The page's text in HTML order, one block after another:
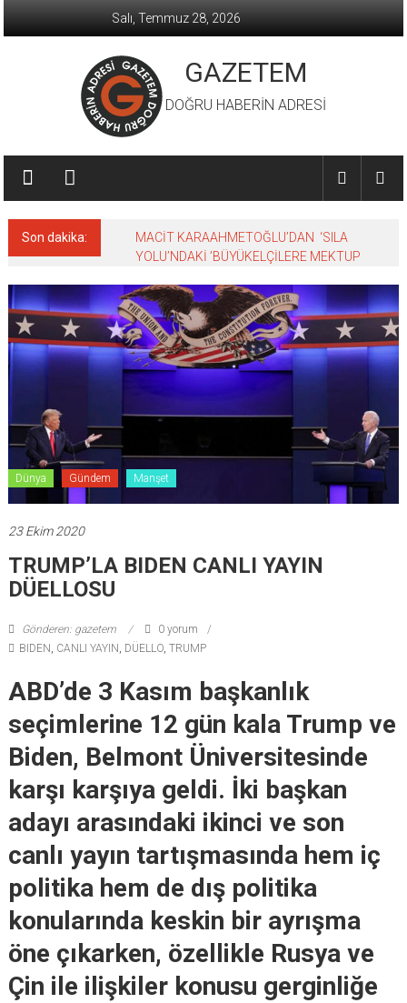
Salı, Temmuz 28, 2026
GAZETEM
DOĞRU HABERİN ADRESİ
Son dakika:
MACİT KARAAHMETOĞLU’DAN ‘SILA
YOLU’NDAKİ ’BÜYÜKELÇİLERE MEKTUP
Dünya Gündem Manşet
23 Ekim 2020
TRUMP’LA BIDEN CANLI YAYIN
DÜELLOSU
Gönderen: gazetem
0 yorum
BIDEN , CANLI YAYIN , DÜELLO, TRUMP
ABD’de 3 Kasım başkanlık
seçimlerine 12 gün kala Trump ve
Biden, Belmont Üniversitesinde
karşı karşıya geldi. İki başkan
adayı arasındaki ikinci ve son
canlı yayın tartışmasında hem iç
politika hem de dış politika
konularında keskin bir ayrışma
öne çıkarken, özellikle Rusya ve
Çin ile ilişkiler konusu gerginliğe